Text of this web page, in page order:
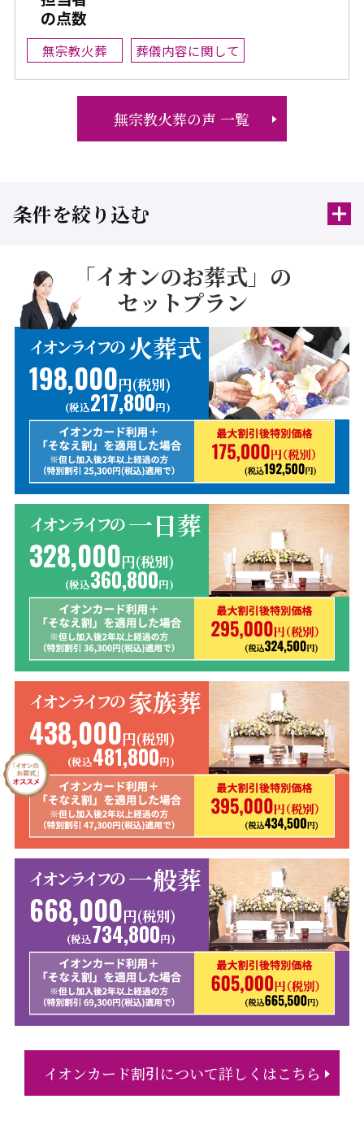
の点数
無宗教火葬 葬儀内容に関して
無宗教火葬の声 一覧
条件を絞り込む
「イオンのお葬式」の
セットプラン
イオンライフの 火葬式
198,000円(税別)
(税込217,800円)
イオンライフの 一日葬
328,000円(税別)
(税込360,800円)
イオンライフの 家族葬
438,000円(税別)
(税込481,800円)
イオンライフの 一般葬
668,000円(税別)
(税込734,800円)
イオンカード割引について詳しくはこちら